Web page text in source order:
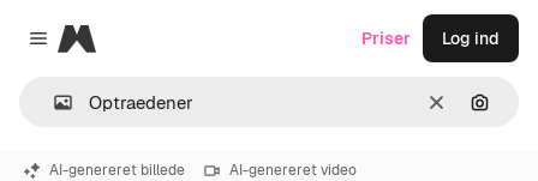
Close menu
Magnific
Klar Søg
Priser Log ind
AI-genereret billede AI-genereret video